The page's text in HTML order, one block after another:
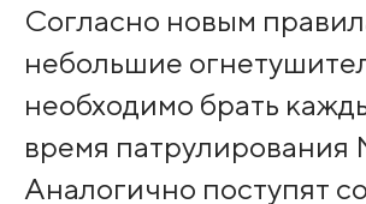
Согласно новым
небольшие
необходимо брать
время патрулирования
Аналогично поступят